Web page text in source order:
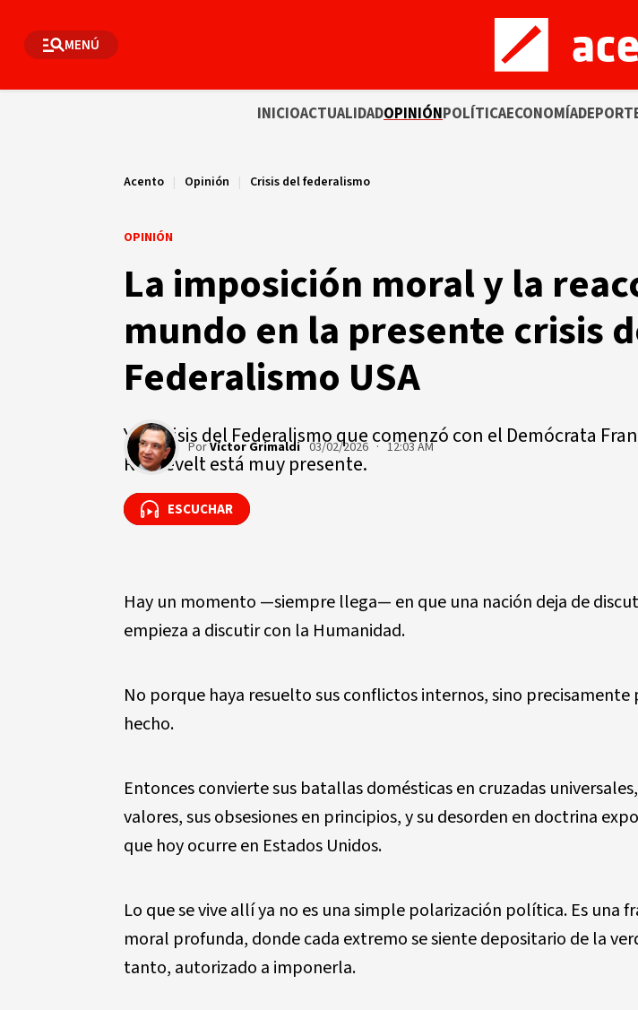
MENÚ
INICIOACTUALIDADOPINIÓNPOLÍTICAECONOMÍA
Acento | Opinión | Crisis del federalismo
OPINIÓN
La imposición moral y la
mundo en la presente crisis
Federalismo USA
Y la Crisis del Federalismo que comenzó con el Demócrata
Roosevelt está muy presente.
PorVíctor Grimaldi 03/02/2026 · 12:03 AM
ESCUCHAR
ESCUCHAR
Hay un momento —siempre llega— en que una nación deja de
empieza a discutir con la Humanidad.
No porque haya resuelto sus conflictos internos, sino precisamente
hecho.
Entonces convierte sus batallas domésticas en cruzadas
valores, sus obsesiones en principios, y su desorden en doctrina
que hoy ocurre en Estados Unidos.
Lo que se vive allíya no es una simple polarización política. Es una
moral profunda, donde cada extremo se siente depositario de la
tanto, autorizado a imponerla.